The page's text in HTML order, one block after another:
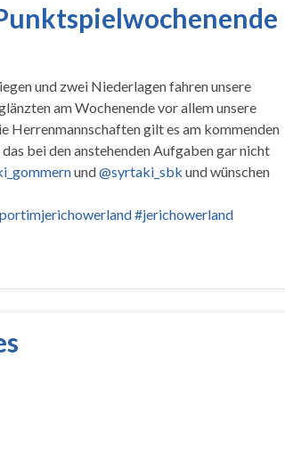
und zwei Niederlagen fahren unsere
am Wochenende vor allem unsere
Herrenmannschaften gilt es am kommenden
bei den anstehenden Aufgaben gar nicht
und@syrtaki_sbk und wünschen
#jerichowerland